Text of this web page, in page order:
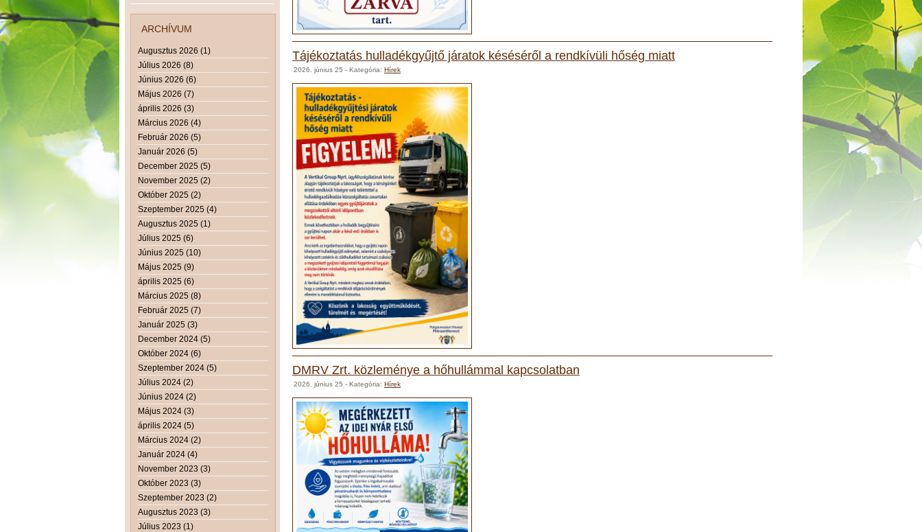
ARCHÍVUM
Augusztus 2026 (1)
Július 2026 (8)
Június 2026 (6)
Május 2026 (7)
április 2026 (3)
Március 2026 (4)
Február 2026 (5)
Január 2026 (5)
December 2025 (5)
November 2025 (2)
Október 2025 (2)
Szeptember 2025 (4)
Augusztus 2025 (1)
Július 2025 (6)
Június 2025 (10)
Május 2025 (9)
április 2025 (6)
Március 2025 (8)
Február 2025 (7)
Január 2025 (3)
December 2024 (5)
Október 2024 (6)
Szeptember 2024 (5)
Július 2024 (2)
Június 2024 (2)
Május 2024 (3)
április 2024 (5)
Március 2024 (2)
Január 2024 (4)
November 2023 (3)
Október 2023 (3)
Szeptember 2023 (2)
Augusztus 2023 (3)
Július 2023 (1)
Tájékoztatás hulladékgyűjtő járatok késéséről a rendkívüli hőség miatt
2026. június 25 - Kategória: Hírek
DMRV Zrt. közleménye a hőhullámmal kapcsolatban
2026. június 25 - Kategória: Hírek